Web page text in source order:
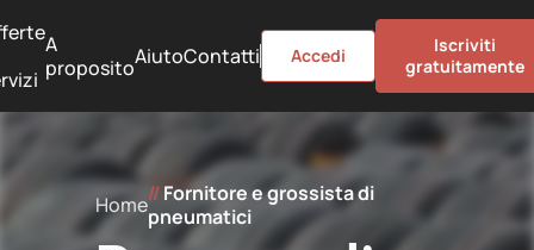
A
propositoAiutoContatti Accedi
Iscriviti
gratuitamente
Home//Fornitore e grossista di
pneumatici